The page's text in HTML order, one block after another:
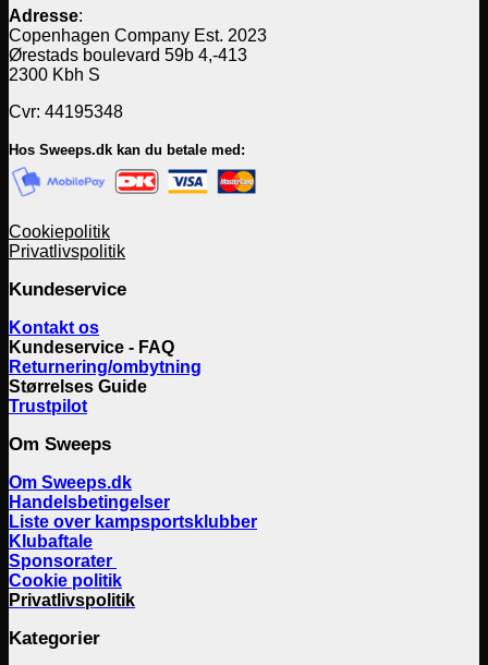
Adresse:
Copenhagen Company Est. 2023
Ørestads boulevard 59b 4,-413
2300 Kbh S
Cvr: 44195348
Hos Sweeps.dk kan du betale med:
Cookiepolitik
Privatlivspolitik
Kundeservice
Kontakt os
Kundeservice - FAQ
Returnering/ombytning
Størrelses Guide
Trustpilot
Om Sweeps
Om Sweeps.dk
Handelsbetingelser
Liste over kampsportsklubber
Klubaftale
Sponsorater
Cookie politik
Privatlivspolitik
Kategorier